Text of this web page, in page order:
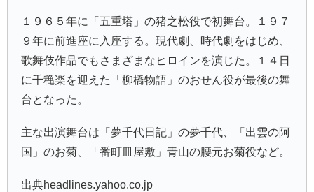
１９６５年に「五重塔」の猪之松役で初舞台。１９７
９年に前進座に入座する。現代劇、時代劇をはじめ、
歌舞伎作品でもさまざまなヒロインを演じた。１４日
に千穐楽を迎えた「柳橋物語」のおせん役が最後の舞
台となった。
主な出演舞台は「夢千代日記」の夢千代、「出雲の阿
国」のお菊、「番町皿屋敷」青山の腰元お菊役など。
出典headlines.yahoo.co.jp